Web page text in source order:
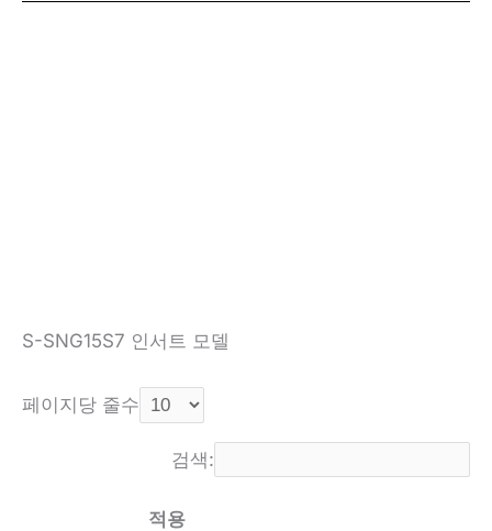
S-SNG15S7 인서트 모델
페이지당 줄수
검색:
적용